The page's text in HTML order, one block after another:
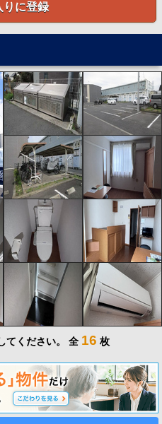
りに登録
てください。 全 16 枚